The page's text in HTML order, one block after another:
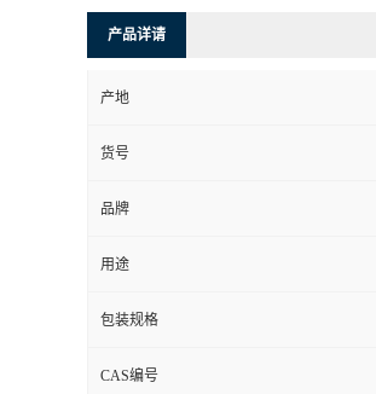
产品详请
产地
货号
品牌
用途
包装规格
CAS编号